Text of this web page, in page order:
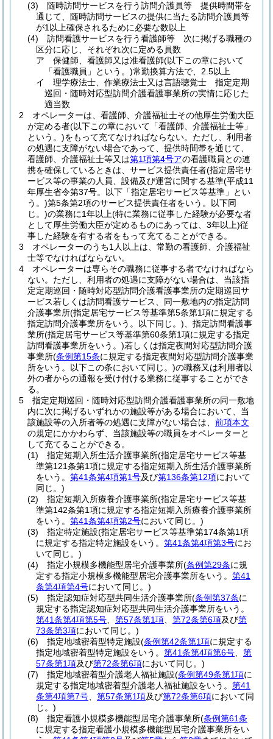
(3)
随時訪問サービスを行う訪問介護員等 提供時間帯を
通じて、随時訪問サービスの提供に当たる訪問介護員等
が1以上確保されるために必要な数以上
(4)
訪問看護サービスを行う看護師等 次に掲げる職種の
区分に応じ、それぞれ次に定める員数
ア
保健師、看護師又は准看護師(以下この章において
「看護職員」という。)常勤換算方法で、2.5以上
イ
理学療法士、作業療法士又は言語聴覚士 指定定期
巡回・随時対応型訪問介護看護事業所の実情に応じた
適当数
2
オペレーターは、看護師、介護福祉士その他厚生労働大臣
が定める者(以下この章において「看護師、介護福祉士等」
という。)をもって充てなければならない。 ただし、利用者
の処遇に支障がない場合であって、提供時間帯を通じて、
看護師、介護福祉士等又は第1項第4号アの看護職員との連
携を確保しているときは、サービス提供責任者(指定居宅サ
ービス等の事業の人員、設備及び運営に関する基準(平成11
年厚生省令第37号。以下「指定居宅サービス等基準」とい
う。)第5条第2項のサービス提供責任者をいう。以下同
じ。)の業務に1年以上(特に業務に従事した経験が必要な者
として厚生労働大臣が定めるものにあっては、3年以上)従
事した経験を有する者をもって充てることができる。
3
オペレーターのうち1人以上は、常勤の看護師、介護福祉
士等でなければならない。
4
オペレーターは専らその職務に従事する者でなければなら
ない。 ただし、利用者の処遇に支障がない場合は、当該指
定定期巡回・随時対応型訪問介護看護事業所の定期巡回サ
ービス若しくは訪問看護サービス、同一敷地内の指定訪問
介護事業所(指定居宅サービス等基準第5条第1項に規定する
指定訪問介護事業所をいう。以下同じ。) 、指定訪問看護事
業所(指定居宅サービス等基準第60条第1項に規定する指定
訪問看護事業所をいう。)若しくは指定夜間対応型訪問介護
事業所(条例第15条に規定する指定夜間対応型訪問介護事業
所をいう。以下この条において同じ。)の職務又は利用者以
外の者からの通報を受け付ける業務に従事することができ
る。
5
指定定期巡回・随時対応型訪問介護看護事業所の同一敷地
内に次に掲げるいずれかの施設等がある場合において、当
該施設等の入所者等の処遇に支障がない場合は、 前項本文
の規定にかかわらず、当該施設等の職員をオペレーターと
して充てることができる。
(1)
指定短期入所生活介護事業所(指定居宅サービス等基
準第121条第1項に規定する指定短期入所生活介護事業所
をいう。 第41条第4項第1号及び第136条第12項において
同じ。)
(2)
指定短期入所療養介護事業所(指定居宅サービス等基
準第142条第1項に規定する指定短期入所療養介護事業所
をいう。 第41条第4項第2号において同じ。)
(3)
指定特定施設(指定居宅サービス等基準第174条第1項
に規定する指定特定施設をいう。 第41条第4項第3号にお
いて同じ。)
(4)
指定小規模多機能型居宅介護事業所(条例第29条に規
定する指定小規模多機能型居宅介護事業所をいう。 第41
条第4項第4号において同じ。)
(5)
指定認知症対応型共同生活介護事業所(条例第37条に
規定する指定認知症対応型共同生活介護事業所をいう。
第41条第4項第5号
第57条第1項 第72条第6項及び第
73条第3項において同じ。)
(6)
指定地域密着型特定施設(条例第42条第1項に規定する
指定地域密着型特定施設をいう。 第41条第4項第6号
第
57条第1項及び第72条第6項において同じ。)
(7)
指定地域密着型介護老人福祉施設(条例第49条第1項に
規定する指定地域密着型介護老人福祉施設をいう。 第41
条第4項第7号
第57条第1項及び第72条第6項において同
じ。)
(8)
指定看護小規模多機能型居宅介護事業所(条例第61条
に規定する指定看護小規模多機能型居宅介護事業所をい